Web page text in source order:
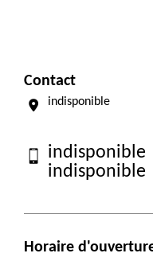
Contact
indisponible
indisponible
indisponible
Horaire